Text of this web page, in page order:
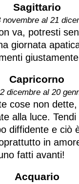
Sagittario
novembre al 21
va, potresti
giornata
Capricorno
dicembre al 20
cose non
alla luce.
diffidente e ciò
in
fatti avanti!
Acquario